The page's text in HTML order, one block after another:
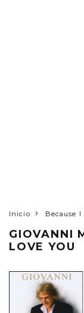
Inicio Because I
GIOVANNI
LOVE YOU